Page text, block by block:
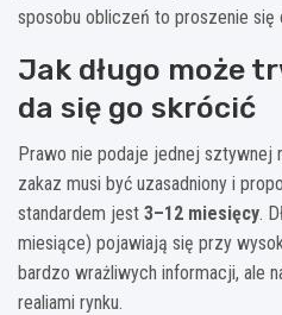
sposobu obliczeń to proszenie się
Jak długo może
da się go skrócić
Prawo nie podaje jednej sztywnej
zakaz musi być uzasadniony i
standardem jest 3–12 miesięcy.
miesiące) pojawiają się przy
bardzo wrażliwych informacji, ale
realiami rynku.